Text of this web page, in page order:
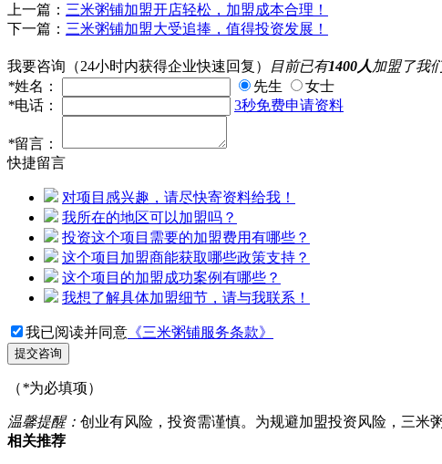
上一篇： 三米粥铺加盟开店轻松，加盟成本合理！
下一篇： 三米粥铺加盟大受追捧，值得投资发展！
我要咨询 （24小时内获得企业快速回复） 目前已有1400人 加盟了我
*姓名： 先生
女士
*电话： 3秒免费申请资料
*留言：
快捷留言
对项目感兴趣，请尽快寄资料给我！
我所在的地区可以加盟吗？
投资这个项目需要的加盟费用有哪些？
这个项目加盟商能获取哪些政策支持？
这个项目的加盟成功案例有哪些？
我想了解具体加盟细节，请与我联系！
我已阅读并同意 《三米粥铺服务条款》
提交咨询
（*为必填项）
温馨提醒： 创业有风险，投资需谨慎。为规避加盟投资风险，三米
相关推荐